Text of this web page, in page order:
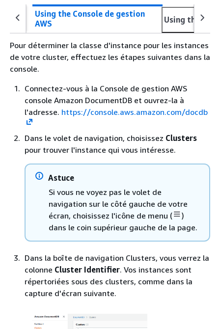
Using the Console de gestion
AWS
Using the
Pour déterminer la classe d'instance pour les instances
de votre cluster, effectuez les étapes suivantes dans la
console.
Connectez-vous à la Console de gestion AWS
console Amazon DocumentDB et ouvrez-la à
l'adresse. https://console.aws.amazon.com/docdb
Dans le volet de navigation, choisissez Clusters
pour trouver l'instance qui vous intéresse.
Astuce
Si vous ne voyez pas le volet de
navigation sur le côté gauche de votre
écran, choisissez l'icône de menu (
)
dans le coin supérieur gauche de la page.
Dans la boîte de navigation Clusters, vous verrez la
colonne Cluster Identifier. Vos instances sont
répertoriées sous des clusters, comme dans la
capture d'écran suivante.